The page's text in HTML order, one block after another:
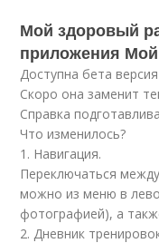
Мой здоровый
приложения
Доступна бета
Скоро она заменит
Справка
Что изменилось?
1. Навигация.
Переключаться
можно из меню в
фотографией), а
2. Дневник